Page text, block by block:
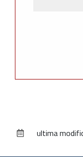
documento
ultima